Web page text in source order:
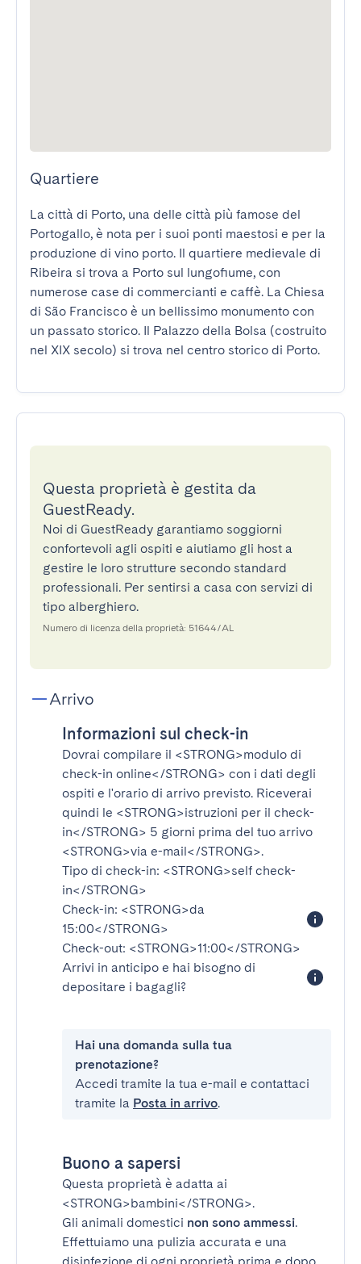
Quartiere
La città di Porto, una delle città più famose del
Portogallo, è nota per i suoi ponti maestosi e per la
produzione di vino porto. Il quartiere medievale di
Ribeira si trova a Porto sul lungofiume, con
numerose case di commercianti e caffè. La Chiesa
di São Francisco è un bellissimo monumento con
un passato storico. Il Palazzo della Bolsa (costruito
nel XIX secolo) si trova nel centro storico di Porto.
Questa proprietà è gestita da
GuestReady.
Noi di GuestReady garantiamo soggiorni
confortevoli agli ospiti e aiutiamo gli host a
gestire le loro strutture secondo standard
professionali. Per sentirsi a casa con servizi di
tipo alberghiero.
Numero di licenza della proprietà: 51644/AL
Arrivo
Informazioni sul check-in
Dovrai compilare il <STRONG>modulo di
check-in online</STRONG> con i dati degli
ospiti e l'orario di arrivo previsto. Riceverai
quindi le <STRONG>istruzioni per il check-
in</STRONG> 5 giorni prima del tuo arrivo
<STRONG>via e-mail</STRONG>.
Tipo di check-in: <STRONG>self check-
in</STRONG>
Check-in: <STRONG>da
15:00</STRONG>
Check-out: <STRONG>11:00</STRONG>
Arrivi in anticipo e hai bisogno di
depositare i bagagli?
Hai una domanda sulla tua
prenotazione?
Accedi tramite la tua e-mail e contattaci
tramite la Posta in arrivo.
Buono a sapersi
Questa proprietà è adatta ai
<STRONG>bambini</STRONG>.
Gli animali domestici non sono ammessi.
Effettuiamo una pulizia accurata e una